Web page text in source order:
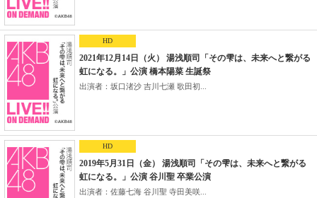
HD
2021年12月14日（火） 湯浅順司「その雫は、未来へと繋がる
虹になる。」公演 橋本陽菜 生誕祭
出演者：坂口渚沙 吉川七瀬 歌田初...
HD
2019年5月31日（金） 湯浅順司「その雫は、未来へと繋がる
虹になる。」公演 谷川聖 卒業公演
出演者：佐藤七海 谷川聖 寺田美咲...